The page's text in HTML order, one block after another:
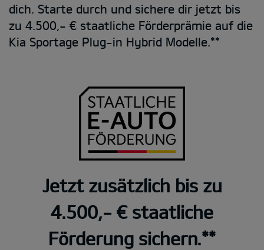
dich. Starte durch und sichere dir jetzt bis
zu 4.500,- € staatliche Förderprämie auf die
Kia Sportage Plug-in Hybrid Modelle.**
Jetzt zusätzlich bis zu
4.500,- € staatliche
Förderung sichern.**